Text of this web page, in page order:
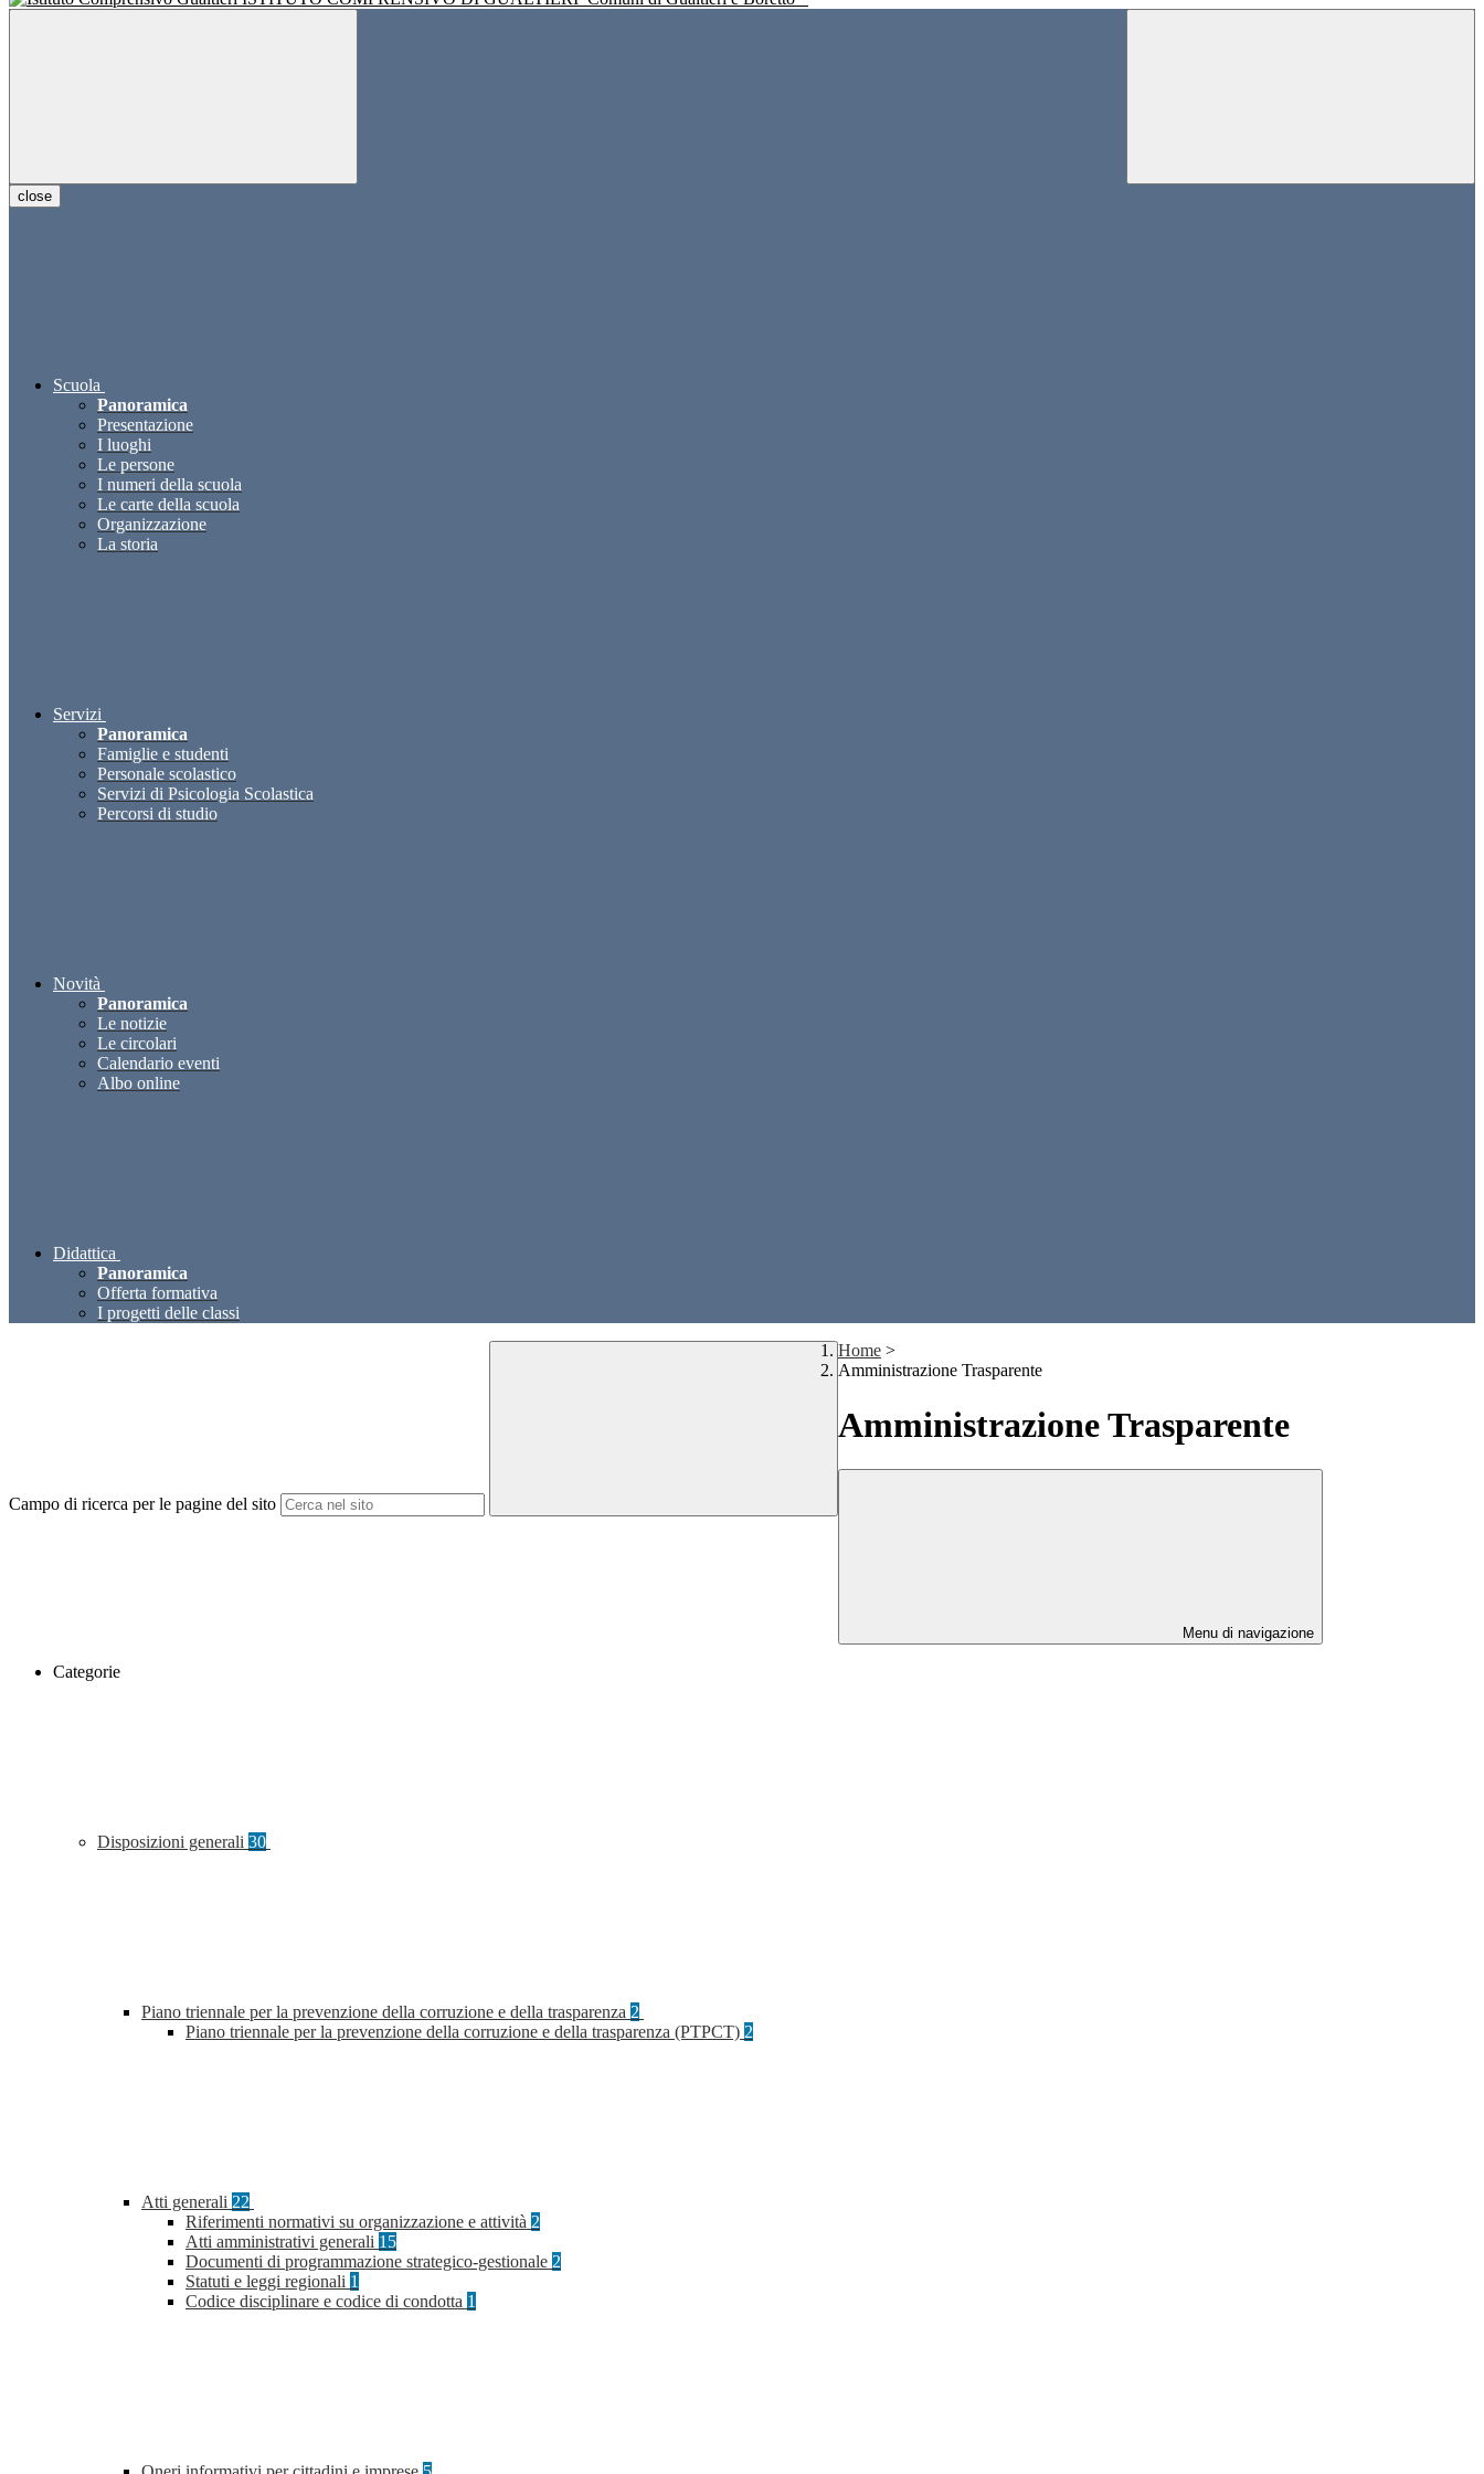
close
Scuola
Panoramica
Presentazione
I luoghi
Le persone
I numeri della scuola
Le carte della scuola
Organizzazione
La storia
Servizi
Panoramica
Famiglie e studenti
Personale scolastico
Servizi di Psicologia Scolastica
Percorsi di studio
Novità
Panoramica
Le notizie
Le circolari
Calendario eventi
Albo online
Didattica
Panoramica
Offerta formativa
I progetti delle classi
Campo di ricerca per le pagine del sito
Home >
Amministrazione Trasparente
Amministrazione Trasparente
Menu di navigazione
Categorie
Disposizioni generali 30
Piano triennale per la prevenzione della corruzione e della trasparenza 2
Piano triennale per la prevenzione della corruzione e della trasparenza (PTPCT) 2
Atti generali 22
Riferimenti normativi su organizzazione e attività 2
Atti amministrativi generali 15
Documenti di programmazione strategico-gestionale 2
Statuti e leggi regionali 1
Codice disciplinare e codice di condotta 1